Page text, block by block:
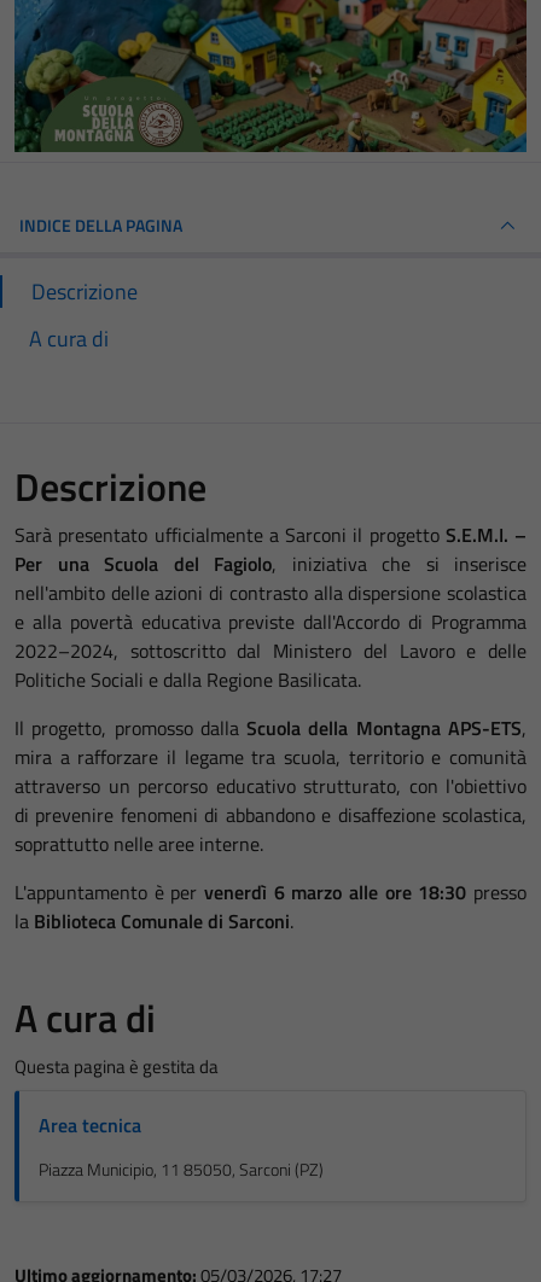
INDICE DELLA PAGINA
Descrizione
A cura di
Descrizione
Sarà presentato ufficialmente a Sarconi il progetto S.E.M.I. –
Per una Scuola del Fagiolo, iniziativa che si inserisce
nell'ambito delle azioni di contrasto alla dispersione scolastica
e alla povertà educativa previste dall'Accordo di Programma
2022–2024, sottoscritto dal Ministero del Lavoro e delle
Politiche Sociali e dalla Regione Basilicata.
Il progetto, promosso dallaScuola della Montagna APS-ETS,
mira a rafforzare il legame tra scuola, territorio e comunità
attraverso un percorso educativo strutturato, con l'obiettivo
di prevenire fenomeni di abbandono e disaffezione scolastica,
soprattutto nelle aree interne.
L'appuntamento è per venerdì 6 marzo alle ore 18:30 presso
la Biblioteca Comunale di Sarconi.
A cura di
Questa pagina è gestita da
Area tecnica
Piazza Municipio, 11 85050, Sarconi (PZ)
Ultimo aggiornamento:05/03/2026, 17:27